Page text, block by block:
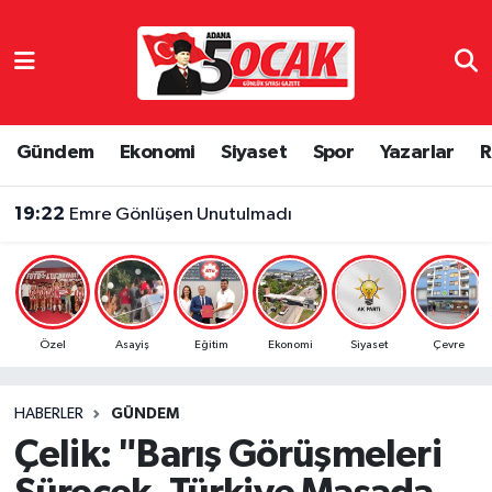
Gündem Ekonomi Siyaset Spor Yazarlar
19:22 Emre Gönlüşen Unutulmadı
Özel Asayiş Eğitim Ekonomi Siyaset Çevre
HABERLER GÜNDEM
Çelik: "Barış Görüşmeleri
Dünya
Eğitim
Gündem
Haber Reklam
Adana Nöbetçi Eczaneler
Adana Trafik Yoğunluk Haritası
Süper Lig Puan Durumu ve Fikstür
Son Dakika Haberleri
Haber Arşivi